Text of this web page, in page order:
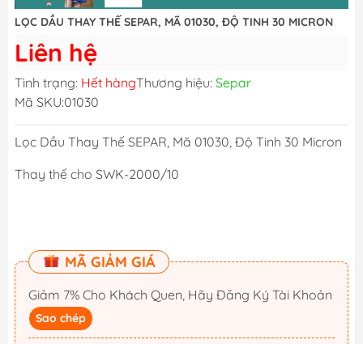
LỌC DẦU THAY THẾ SEPAR, MÃ 01030, ĐỘ TINH 30 MICRON
Liên hệ
Tình trạng: Hết hàngThương hiệu: Separ
Mã SKU:01030
Lọc Dầu Thay Thế SEPAR, Mã 01030, Độ Tinh 30 Micron
Thay thế cho SWK-2000/10
MÃ GIẢM GIÁ
Giảm 7% Cho Khách Quen, Hãy Đăng Ký Tài Khoản
Sao chép